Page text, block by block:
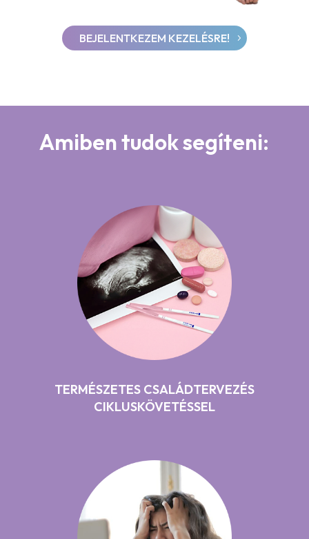
BEJELENTKEZEM KEZELÉSRE!
Amiben tudok segíteni:
TERMÉSZETES CSALÁDTERVEZÉS
CIKLUSKÖVETÉSSEL